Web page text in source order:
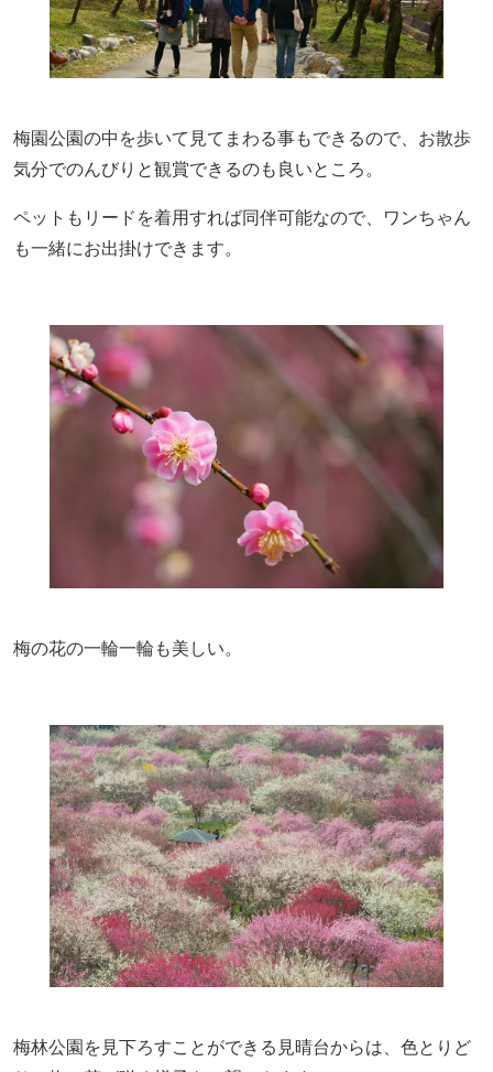
梅園公園の中を歩いて見てまわる事もできるので、お散歩
気分でのんびりと観賞できるのも良いところ。
ペットもリードを着用すれば同伴可能なので、ワンちゃん
も一緒にお出掛けできます。
梅の花の一輪一輪も美しい。
梅林公園を見下ろすことができる見晴台からは、色とりど